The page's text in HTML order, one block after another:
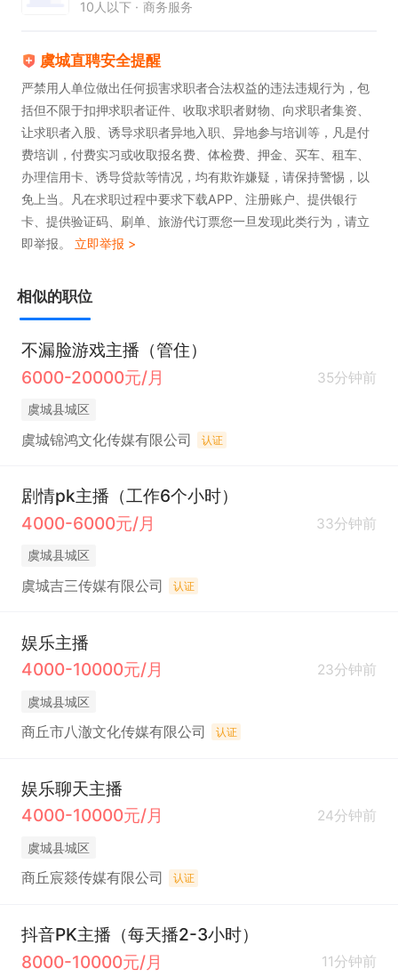
10人以下 商务服务
虞城直聘安全提醒
严禁用人单位做出任何损害求职者合法权益的违法违规行为，包
括但不限于扣押求职者证件、收取求职者财物、向求职者集资、
让求职者入股、诱导求职者异地入职、异地参与培训等，凡是付
费培训，付费实习或收取报名费、体检费、押金、买车、租车、
办理信用卡、诱导贷款等情况，均有欺诈嫌疑，请保持警惕，以
免上当。凡在求职过程中要求下载APP、注册账户、提供银行
卡、提供验证码、刷单、旅游代订票您一旦发现此类行为，请立
即举报。 立即举报 >
相似的职位
不漏脸游戏主播（管住）
6000-20000元/月
35分钟前
虞城县城区
虞城锦鸿文化传媒有限公司 认证
剧情pk主播（工作6个小时）
4000-6000元/月
33分钟前
虞城县城区
虞城吉三传媒有限公司 认证
娱乐主播
4000-10000元/月
23分钟前
虞城县城区
商丘市八澈文化传媒有限公司 认证
娱乐聊天主播
4000-10000元/月
24分钟前
虞城县城区
商丘宸燚传媒有限公司 认证
抖音PK主播（每天播2-3小时）
8000-10000元/月
11分钟前